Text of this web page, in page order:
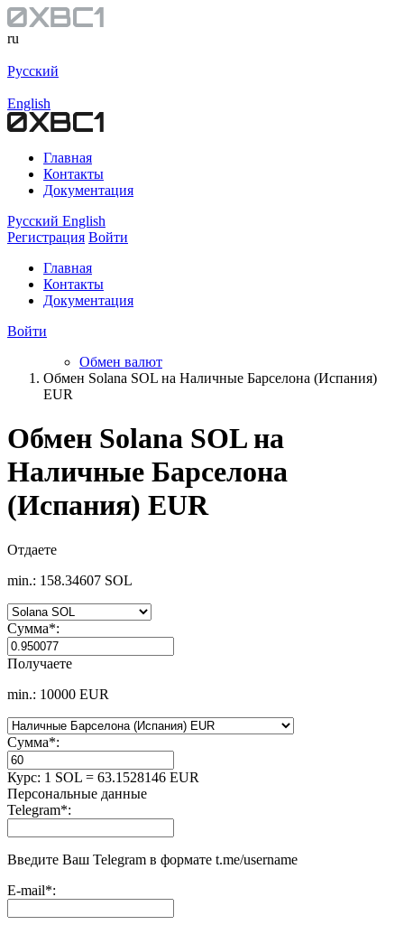
ru
Русский
English
Главная
Контакты
Документация
Русский English
Регистрация Войти
Главная
Контакты
Документация
Войти
Обмен валют
Обмен Solana SOL на Наличные Барселона (Испания)
EUR
Обмен Solana SOL на
Наличные Барселона
(Испания) EUR
Отдаете
min.: 158.34607 SOL
Сумма*:
Получаете
min.: 10000 EUR
Сумма*:
Курс: 1 SOL = 63.1528146 EUR
Персональные данные
Telegram*:
Введите Ваш Telegram в формате t.me/username
E-mail*: